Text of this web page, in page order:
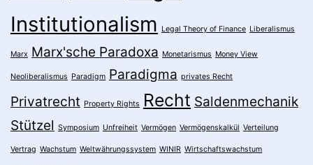
Institutionalism
Legal Theory of Finance Liberalismus
Marx Marx'sche Paradoxa Monetarismus Money View
Neoliberalismus Paradigm Paradigma privates Recht
Privatrecht Property Rights Recht Saldenmechanik
Stützel Symposium Unfreiheit Vermögen Vermögenskalkül Verteilung
Vertrag Wachstum Weltwährungssystem WINIR Wirtschaftswachstum